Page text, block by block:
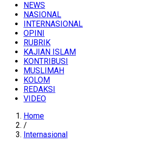
NEWS
NASIONAL
INTERNASIONAL
OPINI
RUBRIK
KAJIAN ISLAM
KONTRIBUSI
MUSLIMAH
KOLOM
REDAKSI
VIDEO
Home
/
Internasional